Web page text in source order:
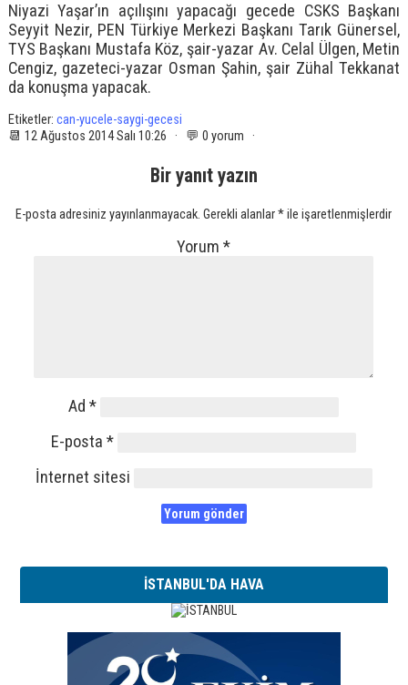
Niyazi Yaşar’ın açılışını yapacağı gecede CSKS Başkanı
Seyyit Nezir, PEN Türkiye Merkezi Başkanı Tarık Günersel,
TYS Başkanı Mustafa Köz, şair-yazar Av. Celal Ülgen, Metin
Cengiz, gazeteci-yazar Osman Şahin, şair Zühal Tekkanat
da konuşma yapacak.
Etiketler: can-yucele-saygi-gecesi
📆 12 Ağustos 2014 Salı 10:26 · 💬 0 yorum ·
Bir yanıt yazın
E-posta adresiniz yayınlanmayacak. Gerekli alanlar*ile işaretlenmişlerdir
Yorum*
Ad*
E-posta*
İnternet sitesi
İSTANBUL'DA HAVA